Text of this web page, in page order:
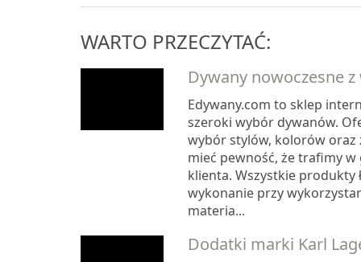
WARTO PRZECZYTAĆ:
Dywany nowoczesne z
Edywany.com to sklep
szeroki wybór dywanów.
wybór stylów, kolorów oraz
mieć pewność, że trafimy
klienta. Wszystkie produkty
wykonanie przy
materia...
Dodatki marki Karl